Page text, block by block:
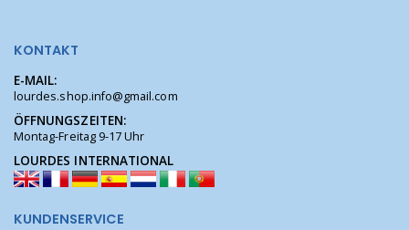
KONTAKT
E-MAIL:
lourdes.shop.info@gmail.com
ÖFFNUNGSZEITEN:
Montag-Freitag 9-17 Uhr
LOURDES INTERNATIONAL
KUNDENSERVICE